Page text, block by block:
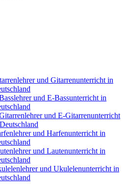
und Gitarrenunterricht in
und E-Bassunterricht in
und E-Gitarrenunterricht
und Harfenunterricht in
und Lautenunterricht in
und Ukulelenunterricht in